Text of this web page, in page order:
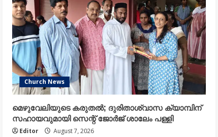
Church News
മെഴുവേലിയുടെ കരുതൽ; ദുരിതാശ്വാസ ക്യാമ്പിന്
സഹായവുമായി സെന്റ് ജോർജ് ശാലേം പള്ളി
Editor August 7, 2026